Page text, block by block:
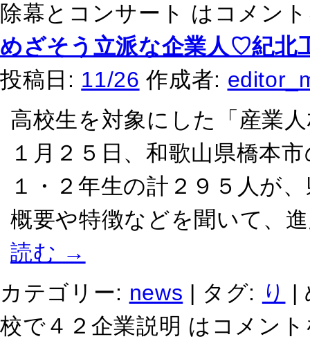
除幕とコンサート は コメン
めざそう立派な企業人♡紀北
投稿日: 11/26 作成者:
高校生を対象にした「産業
１月２５日、和歌山県橋本
１・２年生の計２９５人が
概要や特徴などを聞いて、
読む →
カテゴリー: news | タグ: り |
校で４２企業説明 は コメン